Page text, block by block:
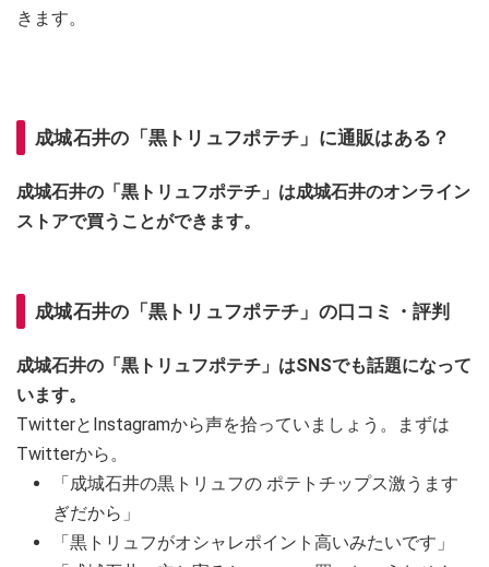
きます。
成城石井の「黒トリュフポテチ」に通販はある？
成城石井の「黒トリュフポテチ」は成城石井のオンライン
ストアで買うことができます。
成城石井の「黒トリュフポテチ」の口コミ・評判
成城石井の「黒トリュフポテチ」はSNSでも話題になって
います。
TwitterとInstagramから声を拾っていましょう。まずは
Twitterから。
「成城石井の黒トリュフの ポテトチップス激うます
ぎだから」
「黒トリュフがオシャレポイント高いみたいです」